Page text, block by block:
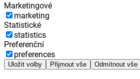
Marketingové
marketing
Statistické
statistics
Preferenční
preferences
Uložit volby Přijmout vše Odmítnout vše